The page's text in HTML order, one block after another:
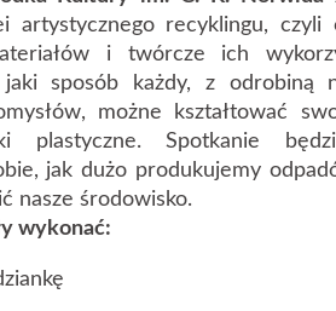
artystycznego recyklingu, czyli
i twórcze ich
sposób każdy, z odrobiną
możne kształtować
plastyczne. Spotkanie
jak dużo produkujemy
nasze środowisko.
wykonać: